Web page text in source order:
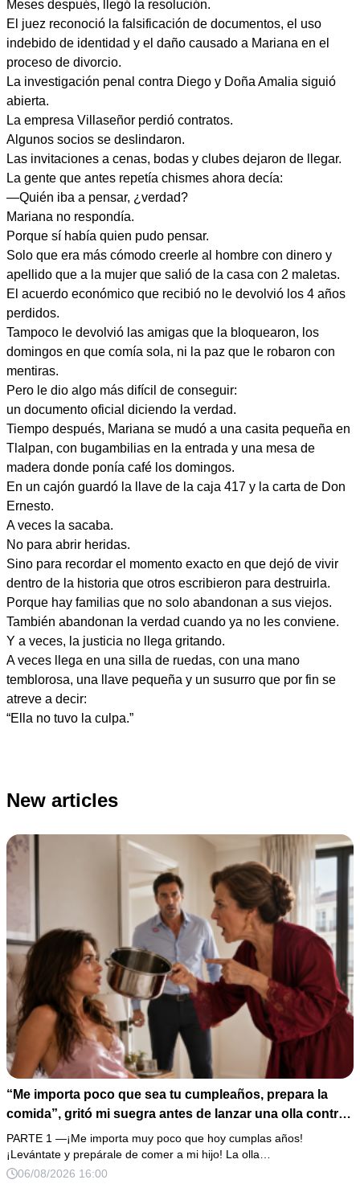
Meses después, llegó la resolución.
El juez reconoció la falsificación de documentos, el uso
indebido de identidad y el daño causado a Mariana en el
proceso de divorcio.
La investigación penal contra Diego y Doña Amalia siguió
abierta.
La empresa Villaseñor perdió contratos.
Algunos socios se deslindaron.
Las invitaciones a cenas, bodas y clubes dejaron de llegar.
La gente que antes repetía chismes ahora decía:
—Quién iba a pensar, ¿verdad?
Mariana no respondía.
Porque sí había quien pudo pensar.
Solo que era más cómodo creerle al hombre con dinero y
apellido que a la mujer que salió de la casa con 2 maletas.
El acuerdo económico que recibió no le devolvió los 4 años
perdidos.
Tampoco le devolvió las amigas que la bloquearon, los
domingos en que comía sola, ni la paz que le robaron con
mentiras.
Pero le dio algo más difícil de conseguir:
un documento oficial diciendo la verdad.
Tiempo después, Mariana se mudó a una casita pequeña en
Tlalpan, con bugambilias en la entrada y una mesa de
madera donde ponía café los domingos.
En un cajón guardó la llave de la caja 417 y la carta de Don
Ernesto.
A veces la sacaba.
No para abrir heridas.
Sino para recordar el momento exacto en que dejó de vivir
dentro de la historia que otros escribieron para destruirla.
Porque hay familias que no solo abandonan a sus viejos.
También abandonan la verdad cuando ya no les conviene.
Y a veces, la justicia no llega gritando.
A veces llega en una silla de ruedas, con una mano
temblorosa, una llave pequeña y un susurro que por fin se
atreve a decir:
“Ella no tuvo la culpa.”
New articles
“Me importa poco que sea tu cumpleaños, prepara la
comida”, gritó mi suegra antes de lanzar una olla contra
mi cama. Mi esposo regresó horas después oliendo al
perfume de su amante, seguro de que yo lo perdonaría.
Pero yo ya tenía 3 copias de los estados de cuenta y una
PARTE 1 —¡Me importa muy poco que hoy cumplas años!
¡Levántate y prepárale de comer a mi hijo! La olla…
06/08/2026 16:00